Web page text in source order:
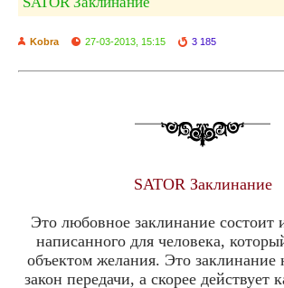
Kobra 27-03-2013, 15:15 3 185
SATOR Заклинание
Это любовное заклинание состоит
написанного для человека,
объектом желания. Это заклинание
закон передачи, а скорее действует